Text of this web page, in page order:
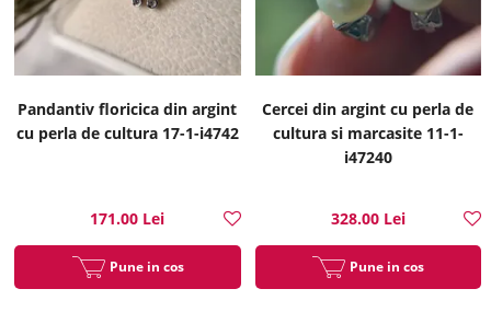
Pandantiv floricica din argint
cu perla de cultura 17-1-i4742
171.00 Lei
Pune in cos
Cercei din argint cu perla de
cultura si marcasite 11-1-
i47240
328.00 Lei
Pune in cos